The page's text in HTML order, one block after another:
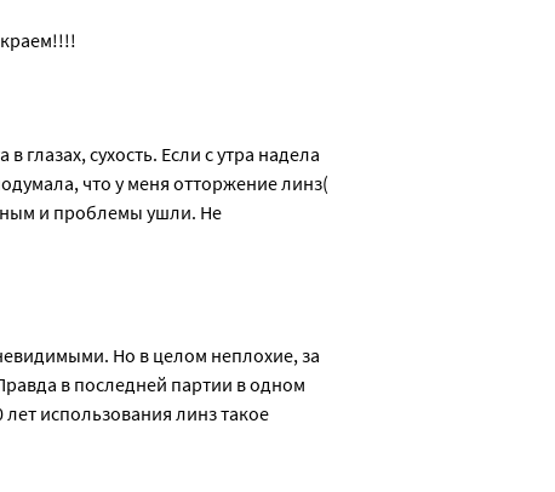
ношения она не доставляет дискомфортных ощущений.
важно для пациентов с синдромом сухого глаза.
поверхностью и людям со сверхчувствительной роговой
ощущений.
сухость. Если с утра надела
что у меня отторжение линз(
и проблемы ушли. Не
Но в целом неплохие, за
в последней партии в одном
использования линз такое